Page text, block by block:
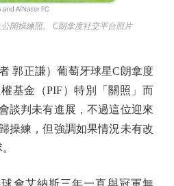
開操練照。 C朗拿度社交平台照片
正謙）葡萄牙球星C朗拿度
基金（PIF）特別「關照」而
談判未有進展，不過這位迎來
操練，但強調如果情況未有改
艾納斯三年一直與冠軍無